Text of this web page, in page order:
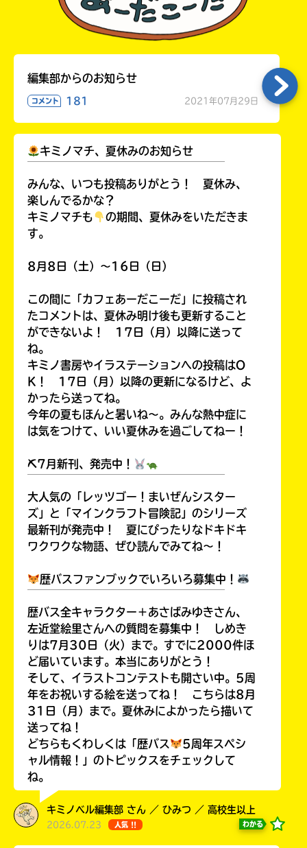
編集部からのお知らせ
コメント 181 2021年07月29日
キミノマチ、夏休みのお知らせ
みんな、いつも投稿ありがとう！ 夏休み、
楽しんでるかな？
キミノマチも
の期間、夏休みをいただきま
す。
8月8日（土）～16日（日）
この間に「カフェあーだこーだ」に投稿され
たコメントは、夏休み明け後も更新すること
ができないよ！ 17日（月）以降に送って
ね。
キミノ書房やイラステーションへの投稿はO
K！ 17日（月）以降の更新になるけど、よ
かったら送ってね。
今年の夏もほんと暑いね～。みんな熱中症に
は気をつけて、いい夏休みを過ごしてねー！
⛏7月新刊、発売中！
大人気の「レッツゴー！まいぜんシスター
ズ」と「マインクラフト冒険記」のシリーズ
最新刊が発売中！ 夏にぴったりなドキドキ
ワクワクな物語、ぜひ読んでみてね～！
歴バスファンブックでいろいろ募集中！
歴バス全キャラクター＋あさばみゆきさん、
左近堂絵里さんへの質問を募集中！ しめき
りは7月30日（火）まで。すでに2000件ほ
ど届いています。本当にありがとう！
そして、イラストコンテストも開さい中。5周
年をお祝いする絵を送ってね！ こちらは8月
31日（月）まで。夏休みによかったら描いて
送ってね！
どちらもくわしくは「歴バス
5周年スペシ
ャル情報！」のトピックスをチェックして
ね。
キミノベル編集部 さん ／ ひみつ ／ 高校生以上
2026.07.23 人気 !! わかる